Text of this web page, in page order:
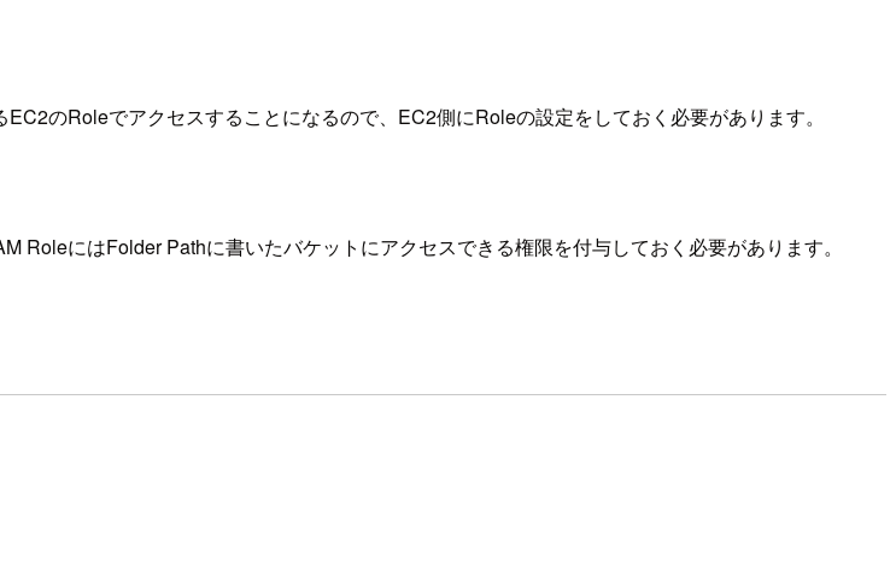
のRoleでアクセスすることになるので、EC2側にRoleの設定をしておく必要があります。
にはFolder Pathに書いたバケットにアクセスできる権限を付与しておく必要があります。